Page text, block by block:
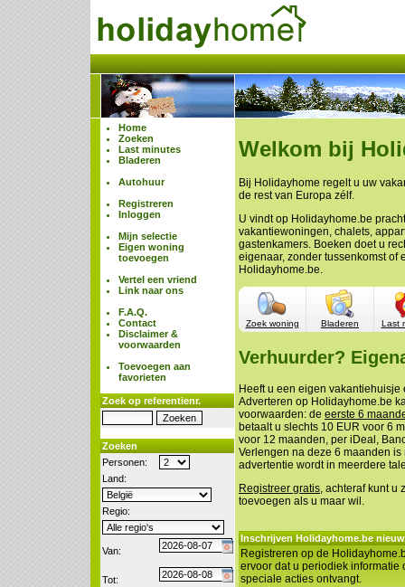
Home
Zoeken
Last minutes
Bladeren
Autohuur
Registreren
Inloggen
Mijn selectie
Eigen woning
toevoegen
Vertel een vriend
Link naar ons
F.A.Q.
Contact
Disclaimer &
voorwaarden
Toevoegen aan
favorieten
Zoek op referentienr.
Zoeken
Personen:
Land:
Regio:
Van:
Tot:
Welkom bij
Bij Holidayhome regelt u uw
de rest van Europa zélf.
U vindt op Holidayhome.be
vakantiewoningen, chalets,
gastenkamers. Boeken doet u
eigenaar, zonder tussenkomst of
Holidayhome.be.
Zoek woning Bladeren Last
Verhuurder?
Heeft u een eigen
Adverteren op Holidayhome.be
voorwaarden: de eerste 6
betaalt u slechts 10 EUR voor 6
voor 12 maanden, per iDeal,
Verlengen na deze 6 maanden is
advertentie wordt in meerdere
Registreer gratis, achteraf kunt u
toevoegen als u maar wil.
Inschrijven Holidayhome.be
Registreren op de
ervoor dat u periodiek informatie
speciale acties ontvangt.